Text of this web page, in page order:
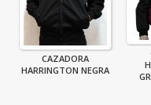
CAZADORA
HARRINGTON NEGRA